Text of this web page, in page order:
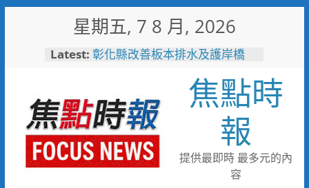
星期五, 7 8 月, 2026
Latest: 彰化縣改善板本排水及護岸橋
小米之家進駐高雄義享時尚廣
場 父親節開幕祭三重超狂優惠
少子化時代的地方解方！彰化市
未婚聯誼6年促成10對佳偶
彰化縣長參選人魏平政率議員團
隊攜手造勢 盼翻轉彰化打造新
局
敲敲門讓愛傳進門 彰化縣獨居
焦點時
報
提供最即時 最多元的內
容